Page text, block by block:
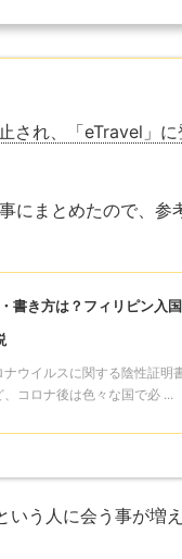
され、「eTravel」に
にまとめたので、参
書き方は？フィリピン入
ウイルスに関する陰性証明
コロナ後は色々な国で必 ...
う人に会う事が増え